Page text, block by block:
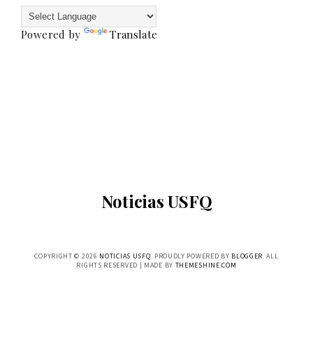
Powered by Translate
Noticias USFQ
COPYRIGHT © 2026 NOTICIAS USFQ. PROUDLY POWERED BY BLOGGER. ALL
RIGHTS RESERVED | MADE BY THEMESHINE.COM